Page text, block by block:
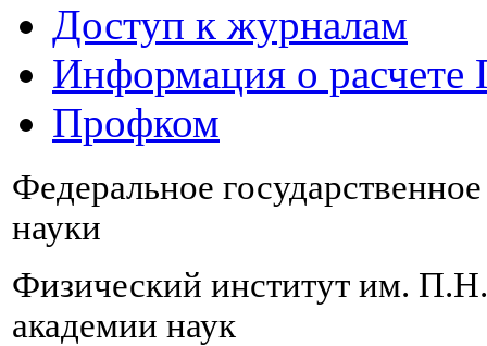
Доступ к журналам
Информация о
Профком
Федеральное
науки
Физический институт им.
академии наук